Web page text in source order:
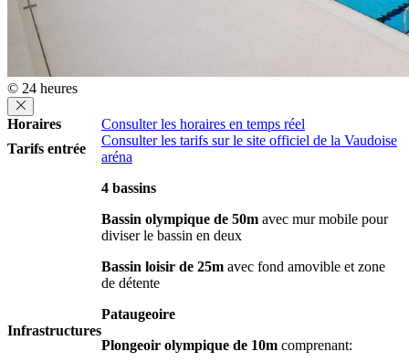
© 24 heures
Horaires
Consulter les horaires en temps réel
Tarifs entrée
Consulter les tarifs sur le site officiel de la Vaudoise
aréna
Infrastructures
4 bassins
Bassin olympique de 50m avec mur mobile pour
diviser le bassin en deux
Bassin loisir de 25m avec fond amovible et zone
de détente
Pataugeoire
Plongeoir olympique de 10m comprenant: